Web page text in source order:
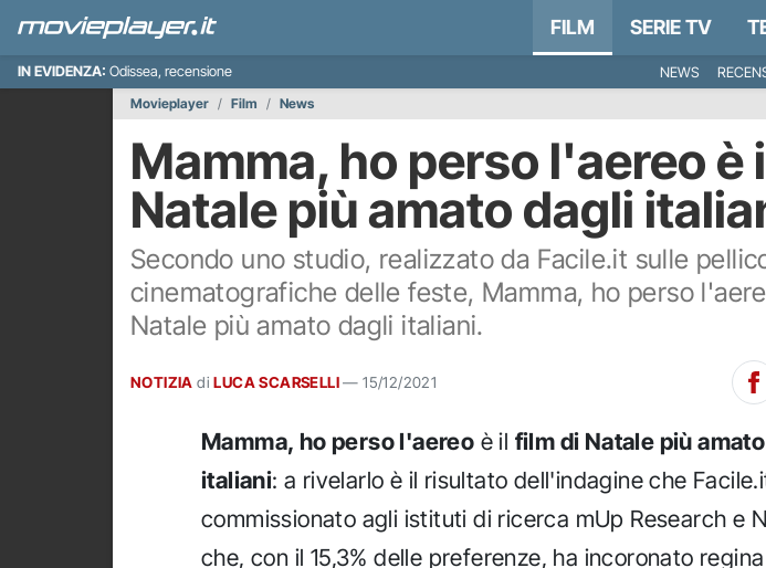
FILM SERIE TV
IN EVIDENZA: Odissea, recensione NEWS
Movieplayer
Film News
Mamma, ho perso l'aereo è
Natale più amato dagli
Secondo uno studio, realizzato da Facile.it sulle
cinematografiche delle feste, Mamma, ho perso
Natale più amato dagli italiani.
NOTIZIA di LUCA SCARSELLI—15/12/2021
Mamma, ho perso l'aereo è il film di Natale più
italiani: a rivelarlo è il risultato dell'indagine che
commissionato agli istituti di ricerca mUp Research e
che, con il 15,3% delle preferenze, ha incoronato